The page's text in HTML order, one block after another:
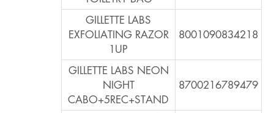
GILLETTE LABS
EXFOLIATING RAZOR
1UP
8001090834218
GILLETTE LABS NEON
NIGHT
CABO+5REC+STAND
8700216789479